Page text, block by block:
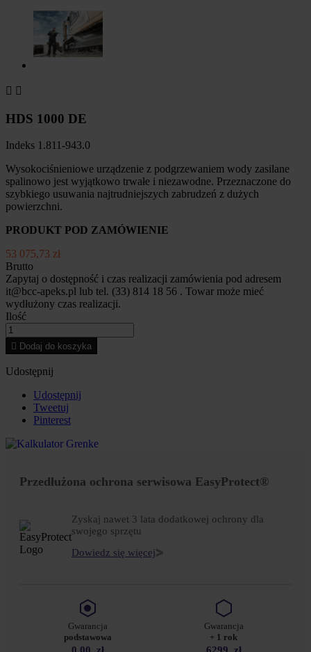
 
HDS 1000 DE
Indeks 1.811-943.0
Wysokociśnieniowe urządzenie z podgrzewaniem wody zasilane
spalinowo jest wyjątkowo trwałe i niezawodne. Przeznaczone do
szybkiego usuwania najtrudniejszych zabrudzeń z dużych
powierzchni.
PRODUKT POD ZAMÓWIENIE
53 075,73 zł
Brutto
Zapytaj o dostępność i czas realizacji zamówienia pod adresem
it@bcc-apeks.pl lub tel. (33) 814 18 56 . Towar może mieć
wydłużony czas realizacji.
Ilość
 Dodaj do koszyka
Udostępnij
Udostępnij
Tweetuj
Pinterest
Przedłużona ochrona serwisowa EasyProtect®
Zyskaj nawet 3 lata dodatkowej ochrony dla
swojego sprzętu
Dowiedz się więcej
Gwarancja
podstawowa
Gwarancja
+ 1 rok